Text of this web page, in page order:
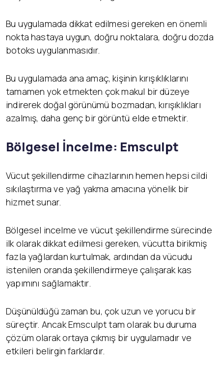
Bu uygulamada dikkat edilmesi gereken en önemli
nokta hastaya uygun, doğru noktalara, doğru dozda
botoks uygulanmasıdır.
Bu uygulamada ana amaç, kişinin kırışıklıklarını
tamamen yok etmekten çok makul bir düzeye
indirerek doğal görünümü bozmadan, kırışıklıkları
azalmış, daha genç bir görüntü elde etmektir.
Bölgesel İncelme: Emsculpt
Vücut şekillendirme cihazlarının hemen hepsi cildi
sıkılaştırma ve yağ yakma amacına yönelik bir
hizmet sunar.
Bölgesel incelme ve vücut şekillendirme sürecinde
ilk olarak dikkat edilmesi gereken, vücutta birikmiş
fazla yağlardan kurtulmak, ardından da vücudu
istenilen oranda şekillendirmeye çalışarak kas
yapımını sağlamaktır.
Düşünüldüğü zaman bu, çok uzun ve yorucu bir
süreçtir. Ancak Emsculpt tam olarak bu duruma
çözüm olarak ortaya çıkmış bir uygulamadır ve
etkileri belirgin farklardır.